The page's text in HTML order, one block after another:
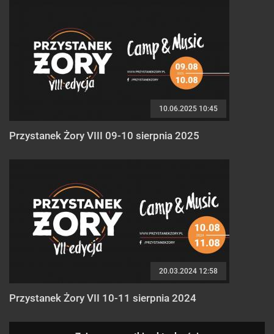
10.06.2025 10:45
Przystanek Żory VIII 09-10 sierpnia 2025
20.03.2024 12:58
Przystanek Żory VII 10-11 sierpnia 2024